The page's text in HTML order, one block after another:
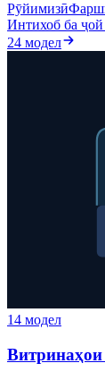
Рӯйимизӣ
Интихоб ба
24 модел
14 модел